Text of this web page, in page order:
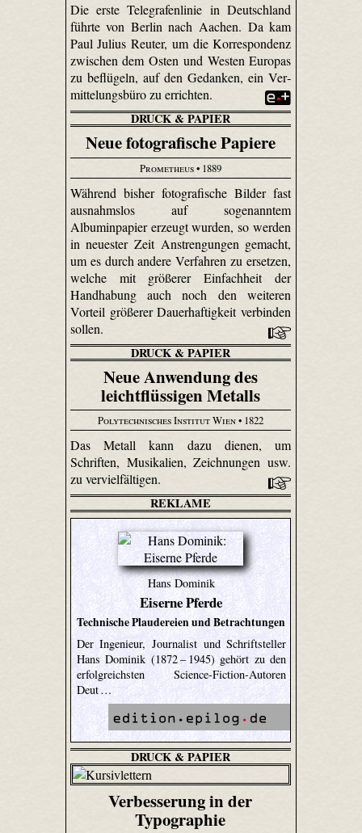
Die erste Telegrafenlinie in Deutschland
führte von Berlin nach Aachen. Da kam
Paul Julius Reuter, um die Korrespondenz
zwischen dem Osten und Westen Europas
zu beflügeln, auf den Gedanken, ein Ver­
mittelungs­büro zu errichten.
DRUCK & PAPIER
Neue fotografische Papiere
Prometheus• 1889
Während bisher fotografische Bilder fast
ausnahmslos auf sogenanntem
Albuminpapier erzeugt wurden, so werden
in neuester Zeit Anstrengungen gemacht,
um es durch andere Verfahren zu ersetzen,
welche mit größerer Einfachheit der
Handhabung auch noch den weiteren
Vorteil größerer Dauerhaftigkeit verbinden
sollen.
DRUCK & PAPIER
Neue Anwendung des
leichtflüssigen Metalls
Polytechnisches Institut Wien• 1822
Das Metall kann dazu dienen, um
Schriften, Musikalien, Zeichnungen usw.
zu vervielfältigen.
REKLAME
Hans Dominik
Eiserne Pferde
Technische Plaudereien und Betrachtungen
Der Ingenieur, Journalist und Schriftsteller
Hans Dominik (1872 – 1945) gehört zu den
erfolgreichsten Science-Fiction-Autoren
Deut …
DRUCK & PAPIER
Verbesserung in der
Typographie